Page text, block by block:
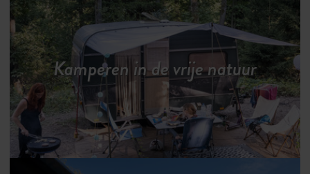
Kamperen in de vrije natuur